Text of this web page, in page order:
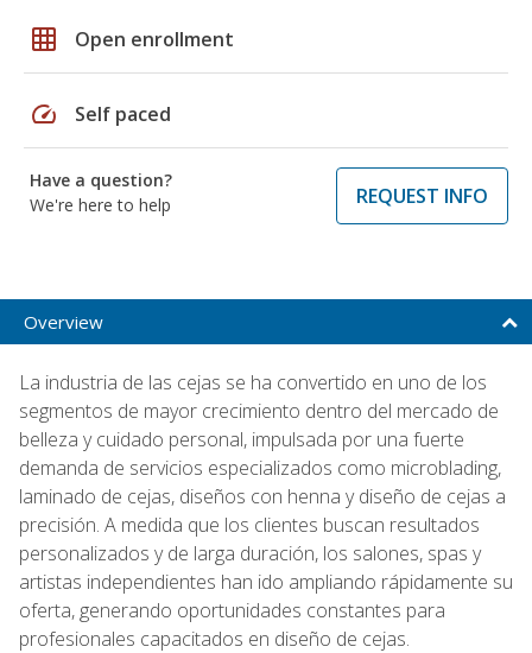
grid_on Open enrollment
speed Self paced
Have a question?
We're here to help
REQUEST INFO
Overview
La industria de las cejas se ha convertido en uno de los
segmentos de mayor crecimiento dentro del mercado de
belleza y cuidado personal, impulsada por una fuerte
demanda de servicios especializados como microblading,
laminado de cejas, diseños con henna y diseño de cejas a
precisión. A medida que los clientes buscan resultados
personalizados y de larga duración, los salones, spas y
artistas independientes han ido ampliando rápidamente su
oferta, generando oportunidades constantes para
profesionales capacitados en diseño de cejas.